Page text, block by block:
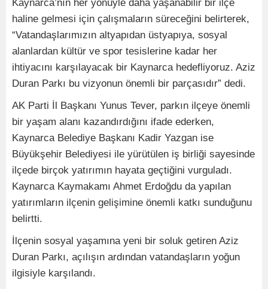
Kaynarca’nın her yönüyle daha yaşanabilir bir ilçe
haline gelmesi için çalışmaların süreceğini belirterek,
“Vatandaşlarımızın altyapıdan üstyapıya, sosyal
alanlardan kültür ve spor tesislerine kadar her
ihtiyacını karşılayacak bir Kaynarca hedefliyoruz. Aziz
Duran Parkı bu vizyonun önemli bir parçasıdır” dedi.
AK Parti İl Başkanı Yunus Tever, parkın ilçeye önemli
bir yaşam alanı kazandırdığını ifade ederken,
Kaynarca Belediye Başkanı Kadir Yazgan ise
Büyükşehir Belediyesi ile yürütülen iş birliği sayesinde
ilçede birçok yatırımın hayata geçtiğini vurguladı.
Kaynarca Kaymakamı Ahmet Erdoğdu da yapılan
yatırımların ilçenin gelişimine önemli katkı sunduğunu
belirtti.
İlçenin sosyal yaşamına yeni bir soluk getiren Aziz
Duran Parkı, açılışın ardından vatandaşların yoğun
ilgisiyle karşılandı.